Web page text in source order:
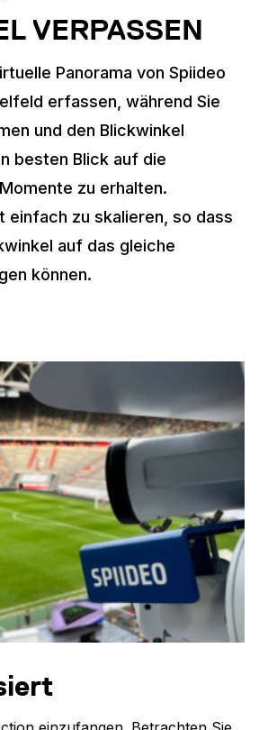
VERPASSEN
Panorama von Spiideo
erfassen, während Sie
und den Blickwinkel
besten Blick auf die
zu erhalten.
einfach zu skalieren, so dass
auf das gleiche
können.